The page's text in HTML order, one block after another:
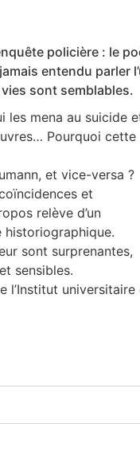
policière : le
entendu parler
sont semblables.
les mena au suicide
Pourquoi cette
et vice-versa ?
et
relève d’un
historiographique.
sont surprenantes,
sensibles.
l’Institut universitaire